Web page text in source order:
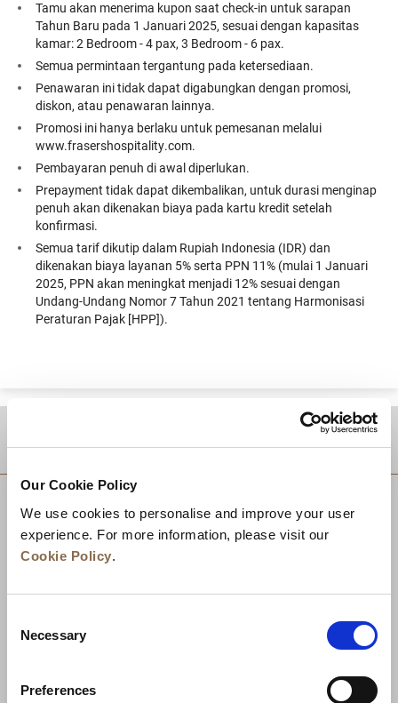
Our Cookie Policy
We use cookies to personalise and improve your user
experience. For more information, please visit our
Cookie Policy.
Selection
Necessary
Preferences
Tamu akan menerima kupon saat check-in untuk sarapan
Tahun Baru pada 1 Januari 2025, sesuai dengan kapasitas
kamar: 2 Bedroom - 4 pax, 3 Bedroom - 6 pax.
Semua permintaan tergantung pada ketersediaan.
Penawaran ini tidak dapat digabungkan dengan promosi,
diskon, atau penawaran lainnya.
Promosi ini hanya berlaku untuk pemesanan melalui
www.frasershospitality.com.
Pembayaran penuh di awal diperlukan.
Prepayment tidak dapat dikembalikan, untuk durasi menginap
penuh akan dikenakan biaya pada kartu kredit setelah
konfirmasi.
Semua tarif dikutip dalam Rupiah Indonesia (IDR) dan
dikenakan biaya layanan 5% serta PPN 11% (mulai 1 Januari
2025, PPN akan meningkat menjadi 12% sesuai dengan
Undang-Undang Nomor 7 Tahun 2021 tentang Harmonisasi
Peraturan Pajak [HPP]).